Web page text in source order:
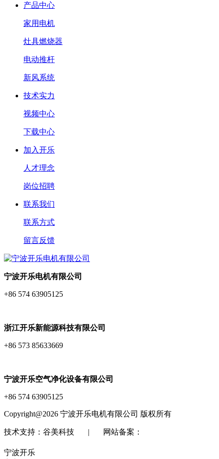
产品中心
家用电机
灶具燃烧器
电动推杆
新风系统
技术实力
视频中心
下载中心
加入开乐
人才理念
岗位招聘
联系我们
联系方式
留言反馈
宁波开乐电机有限公司
+86 574 63905125
浙江开乐新能源科技有限公司
+86 573 85633669
宁波开乐空气净化设备有限公司
+86 574 63905125
Copyright@2026 宁波开乐电机有限公司 版权所有
技术支持：谷美科技 | 网站备案：
宁波开乐